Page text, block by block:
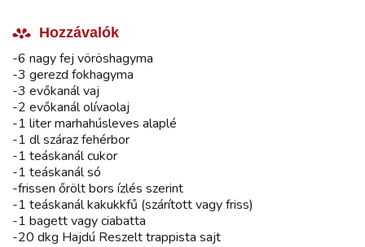
Hozzávalók
-6 nagy fej vöröshagyma
-3 gerezd fokhagyma
-3 evőkanál vaj
-2 evőkanál olívaolaj
-1 liter marhahúsleves alaplé
-1 dl száraz fehérbor
-1 teáskanál cukor
-1 teáskanál só
-frissen őrölt bors ízlés szerint
-1 teáskanál kakukkfű (szárított vagy friss)
-1 bagett vagy ciabatta
-20 dkg Hajdú Reszelt trappista sajt